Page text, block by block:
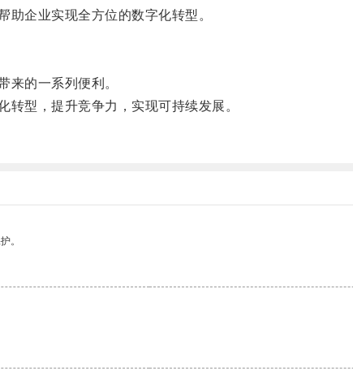
企业实现全方位的数字化转型。
的一系列便利。
型，提升竞争力，实现可持续发展。
。